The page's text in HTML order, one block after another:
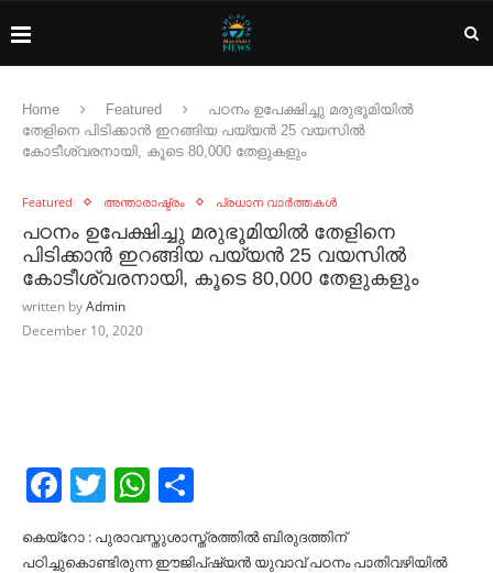
Home Featured
പഠനം ഉപേക്ഷിച്ചു മരുഭൂമിയിൽ
തേളിനെ പിടിക്കാൻ ഇറങ്ങിയ പയ്യൻ 25 വയസിൽ
കോടീശ്വരനായി, കൂടെ 80,000 തേളുകളും
Featured അന്താരാഷ്ട്രം പ്രധാന വാർത്തകൾ
പഠനം ഉപേക്ഷിച്ചു മരുഭൂമിയിൽ തേളിനെ
പിടിക്കാൻ ഇറങ്ങിയ പയ്യൻ 25 വയസിൽ
കോടീശ്വരനായി, കൂടെ 80,000 തേളുകളും
written byAdmin
December 10, 2020
Facebook
TwitterWhatsApp
കെയ്‌റോ : പുരാവസ്തുശാസ്ത്രത്തില്‍ ബിരുദത്തിന്
പഠിച്ചുകൊണ്ടിരുന്ന ഈജിപ്ഷ്യന്‍ യുവാവ് പഠനം പാതിവഴിയില്‍